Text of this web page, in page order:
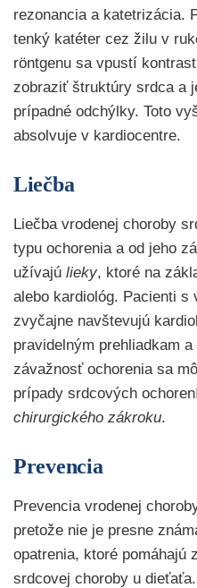
rezonancia a katetrizácia.
tenký katéter cez žilu v
röntgenu sa vpustí
zobraziť štruktúry srdca a
prípadné odchýlky. Toto
absolvuje v kardiocentre.
Liečba
Liečba vrodenej choroby
typu ochorenia a od jeho
užívajú lieky, ktoré na
alebo kardiológ. Pacienti s
zvyčajne navštevujú
pravidelným prehliadkam
závažnosť ochorenia sa
prípady srdcových
chirurgického zákroku.
Prevencia
Prevencia vrodenej
pretože nie je presne
opatrenia, ktoré pomáhajú
srdcovej choroby u